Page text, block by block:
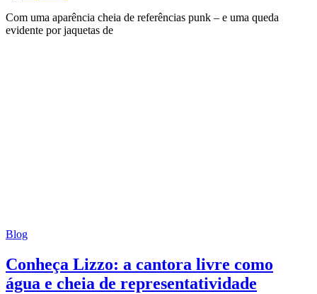
Com uma aparência cheia de referências punk – e uma queda
evidente por jaquetas de
Blog
Conheça Lizzo: a cantora livre como
água e cheia de representatividade